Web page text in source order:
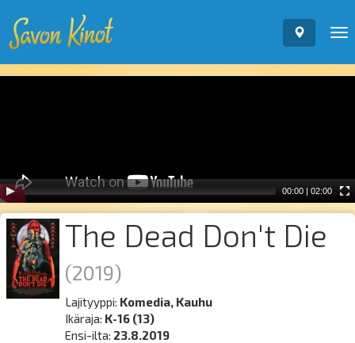
00:00 | 02:00
The Dead Don't Die
(2019)
Lajityyppi: Komedia, Kauhu
Ikäraja: K-16 (13)
Ensi-ilta: 23.8.2019